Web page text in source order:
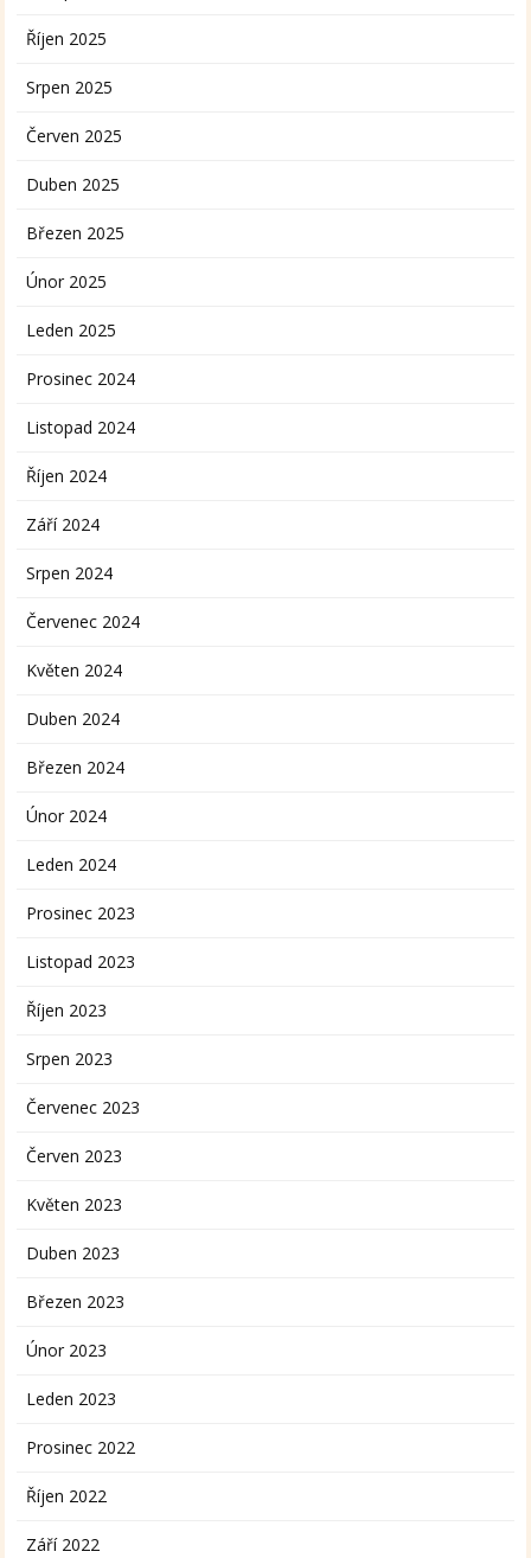
Říjen 2025
Srpen 2025
Červen 2025
Duben 2025
Březen 2025
Únor 2025
Leden 2025
Prosinec 2024
Listopad 2024
Říjen 2024
Září 2024
Srpen 2024
Červenec 2024
Květen 2024
Duben 2024
Březen 2024
Únor 2024
Leden 2024
Prosinec 2023
Listopad 2023
Říjen 2023
Srpen 2023
Červenec 2023
Červen 2023
Květen 2023
Duben 2023
Březen 2023
Únor 2023
Leden 2023
Prosinec 2022
Říjen 2022
Září 2022